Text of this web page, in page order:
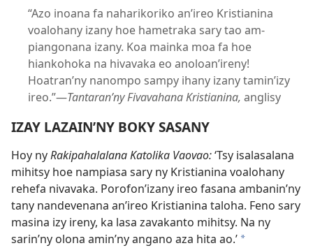
“Azo inoana fa naharikoriko an’ireo Kristianina
voalohany izany hoe hametraka sary tao am-
piangonana izany. Koa mainka moa fa hoe
hiankohoka na hivavaka eo anoloan’ireny!
Hoatran’ny nanompo sampy ihany izany tamin’izy
ireo.”—Tantaran’ny Fivavahana Kristianina, anglisy
IZAY LAZAIN’NY BOKY SASANY
Hoy nyRakipahalalana Katolika Vaovao:‘Tsy isalasalana
mihitsy hoe nampiasa sary ny Kristianina voalohany
rehefa nivavaka. Porofon’izany ireo fasana ambanin’ny
tany nandevenana an’ireo Kristianina taloha. Feno sary
masina izy ireny, ka lasa zavakanto mihitsy. Na ny
sarin’ny olona amin’ny angano aza hita ao.’ *